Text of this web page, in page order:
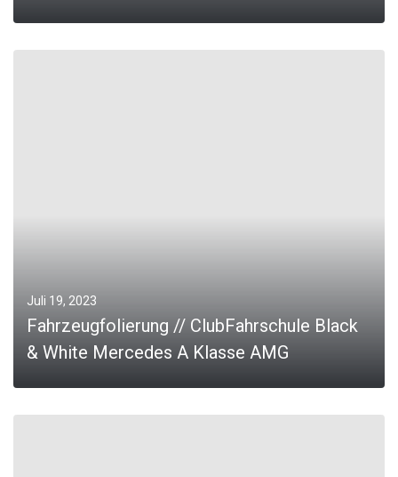
Juli 19, 2023
Fahrzeugfolierung // ClubFahrschule Black
& White Mercedes A Klasse AMG